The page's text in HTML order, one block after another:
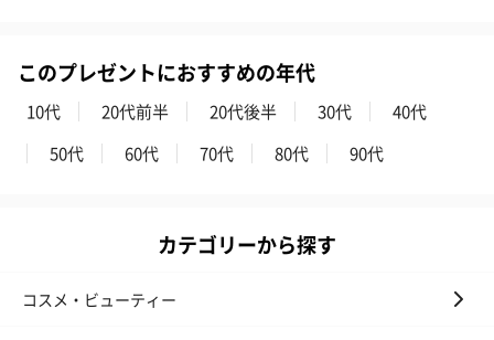
このプレゼントにおすすめの年代
10代 20代前半 20代後半 30代
40代
50代
60代 70代 80代 90代
カテゴリーから探す
コスメ・ビューティー